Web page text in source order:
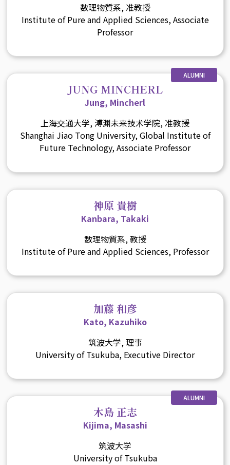
数理物質系, 准教授
Institute of Pure and Applied Sciences, Associate
Professor
ALUMNI
JUNG MINCHERL
Jung, Mincherl
上海交通大学, 溥渊未来技术学院, 准教授
Shanghai Jiao Tong University, Global Institute of
Future Technology, Associate Professor
神原 貴樹
Kanbara, Takaki
数理物質系, 教授
Institute of Pure and Applied Sciences, Professor
加藤 和彦
Kato, Kazuhiko
筑波大学, 理事
University of Tsukuba, Executive Director
ALUMNI
木島 正志
Kijima, Masashi
筑波大学
University of Tsukuba